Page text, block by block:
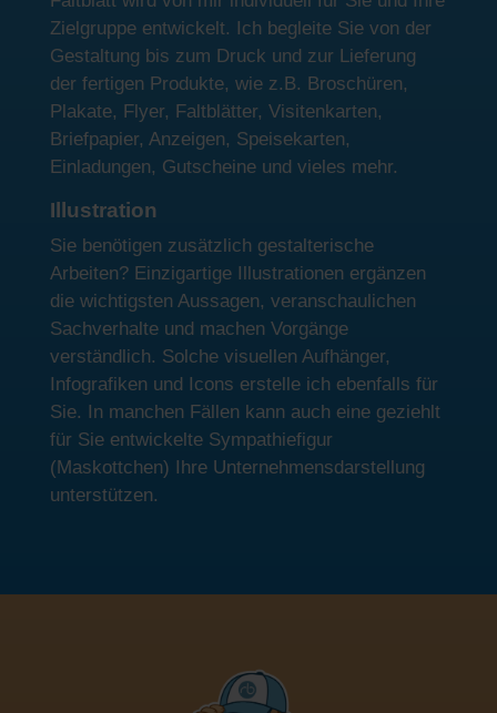
Zielgruppe entwickelt. Ich begleite Sie von der
Gestaltung bis zum Druck und zur Lieferung
der fertigen Produkte, wie z.B. Broschüren,
Plakate, Flyer, Faltblätter, Visitenkarten,
Briefpapier, Anzeigen, Speisekarten,
Einladungen, Gutscheine und vieles mehr.
Illustration
Sie benötigen zusätzlich gestalterische
Arbeiten? Einzigartige Illustrationen ergänzen
die wichtigsten Aussagen, veranschaulichen
Sachverhalte und machen Vorgänge
verständlich. Solche visuellen Aufhänger,
Infografiken und Icons erstelle ich ebenfalls für
Sie. In manchen Fällen kann auch eine geziehlt
für Sie entwickelte Sympathiefigur
(Maskottchen) Ihre Unternehmensdarstellung
unterstützen.